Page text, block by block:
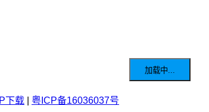
加载中...
下载 粤ICP备16036037号